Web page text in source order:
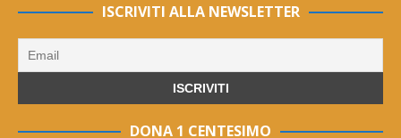
ISCRIVITI ALLA NEWSLETTER
DONA 1 CENTESIMO